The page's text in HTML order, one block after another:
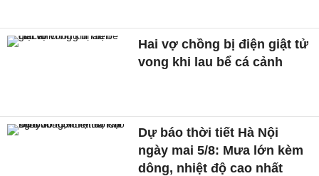
Hai vợ chồng bị điện giật tử
vong khi lau bể cá cảnh
Dự báo thời tiết Hà Nội
ngày mai 5/8: Mưa lớn kèm
dông, nhiệt độ cao nhất